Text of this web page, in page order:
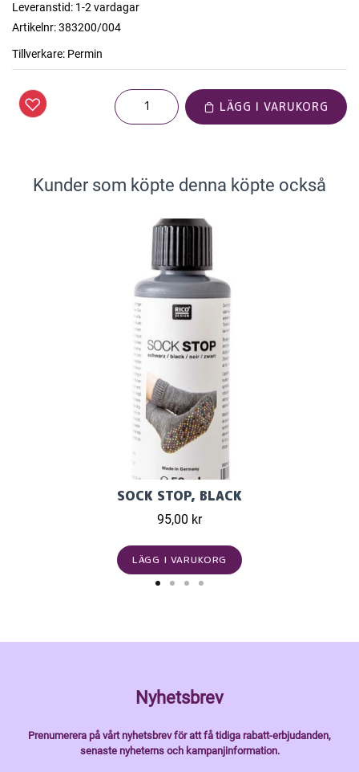
Leveranstid: 1-2 vardagar
Artikelnr:383200/004
Tillverkare: Permin
LÄGG I VARUKORG
Kunder som köpte denna köpte också
SOCK STOP, BLACK
95,00 kr
LÄGG I VARUKORG
Nyhetsbrev
Prenumerera på vårt nyhetsbrev för att få tidiga rabatt-erbjudanden,
senaste nyheterns och kampanjinformation.